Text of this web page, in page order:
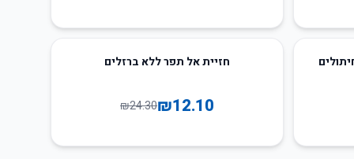
חזיית אל תפר ללא ברזלים
₪12.10
₪24.30